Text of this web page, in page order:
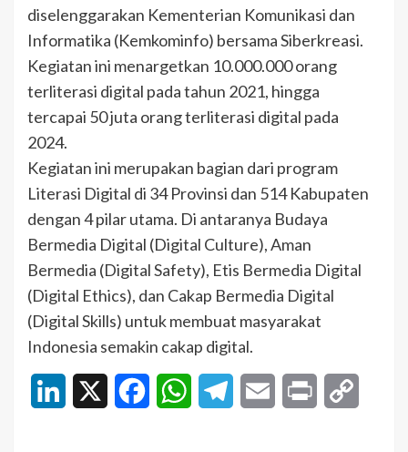
diselenggarakan Kementerian Komunikasi dan
Informatika (Kemkominfo) bersama Siberkreasi.
Kegiatan ini menargetkan 10.000.000 orang
terliterasi digital pada tahun 2021, hingga
tercapai 50 juta orang terliterasi digital pada
2024.
Kegiatan ini merupakan bagian dari program
Literasi Digital di 34 Provinsi dan 514 Kabupaten
dengan 4 pilar utama. Di antaranya Budaya
Bermedia Digital (Digital Culture), Aman
Bermedia (Digital Safety), Etis Bermedia Digital
(Digital Ethics), dan Cakap Bermedia Digital
(Digital Skills) untuk membuat masyarakat
Indonesia semakin cakap digital.
LinkedIn FacebookWhatsAppTelegramEmail Print